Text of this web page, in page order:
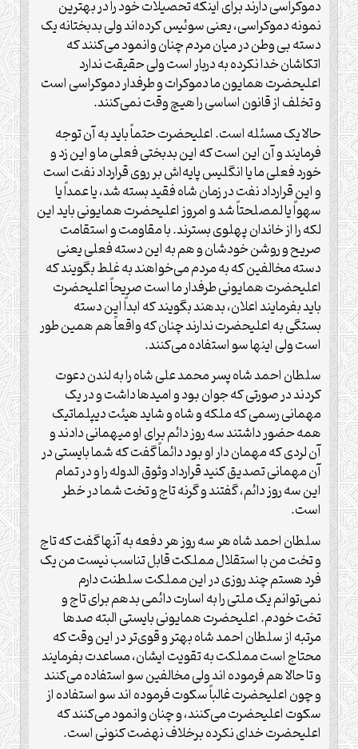
دموکراسی دارند برای اینکه تحصیلات خود را در بهترین
نمونه دموکراسی، یعنی سوئیس کرده‌اند ولی بدبختانه یک
دسته بی وطن در میان مردم چنان وانمود می‌کنند که
اتکاشان خدا نکرده به دربار است ولی حقیقت ندارد
اعلیحضرت همایون ما دموکرات و طرفدار دموکراسی است
و تخلف از قانون اساسی را هیچ وقت نمی‌کنند.
حالا یک مسئله است. اعلیحضرت حتماً باید به آن توجه
فرمایند و آن این است که این بدبختی فعلی ما و این زد و
خورد فعلی ما یا انگلیس پایه‌اش بر روی قرارداد نفت است
و این قرارداد نفت در زمان شاه فقید بسته شد، یا عمداً یا
سهواً یا لمصلحتاً شد و امروز اعلیحضرت همایونی باید این
لکه را از خاندان پهلوی بسترند. با مقاومت و استقامت
صریح و روشن خودشان و هم به این دسته فعلی یعنی
دسته مخالفین که به مردم می‌خواهند به غلط بگویند که
اعلیحضرت همایونی طرفدار ما است صریحاً اعلیحضرت
باید بفرمایند اعلان، بدهند بگویند که ابداً این دسته
بستگی به اعلیحضرت ندارند چنان که واقعاً هم همین طور
است ولی اینها سو استفاده می‌کنند.
سلطان احمد شاه پسر محمد علی شاه را به لندن دعوت
کردند در صورتی که جوان بود و امیدها داشت و در یک
مهمانی رسمی که ملکه و شاه و شاید هیئت دیپلماتیک
همه حضور داشتند سه روز دائم برای او میهمانی دادند و
آن لردی که مهمان دار او بود دائماً گفت که شما بایستی در
آن مهمانی تصدیق کنید قرارداد وثوق الدوله را و در تمام
این سه روز دائم، گفتند و گرنه تاج و تخت شما در خطر
است.
سلطان احمد شاه هر سه روز هر دفعه به آنها گفت که تاج
و تخت من با استقلال مملکت قابل تناسب نیست من یک
فرد هستم چند روزی در این مملکت سلطنت دارم
نمی‌توانم یک ملتی را به اسارت دائمی بدهم برای تاج و
تخت خودم. اعلیحضرت همایونی بایستی البته صدها
مرتبه از سلطان احمد شاه بهتر و قوی‌تر در این وقت که
محتاج است مملکت به تقویت ایشان، مساعدت بفرمایند
و تا حالا هم فرموده اند ولی مخالفین سو استفاده می‌کنند
و چون اعلیحضرت غالباً سکوت فرموده اند سو استفاده از
سکوت اعلیحضرت می‌کنند، و چنان وانمود می‌کنند که
اعلیحضرت خدای نکرده برخلاف نهضت کنونی است.